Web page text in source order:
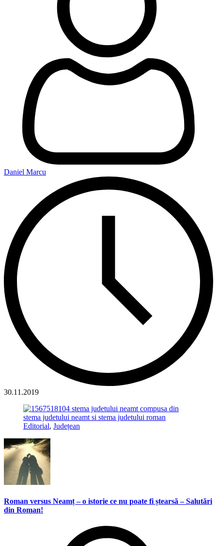
Daniel Marcu
30.11.2019
Editorial, Județean
Roman versus Neamț – o istorie ce nu poate fi ștearsă – Salutări
din Roman!